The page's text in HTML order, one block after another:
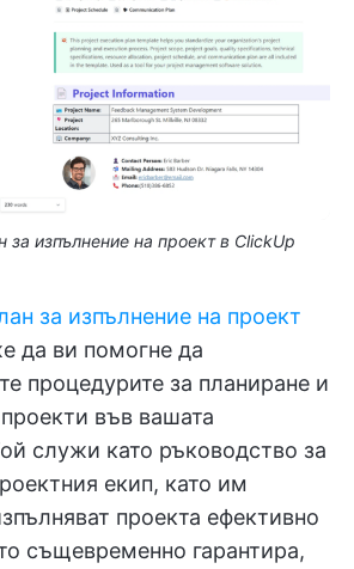
за изпълнение на проект в ClickUp
за изпълнение на проект
да ви помогне да
процедурите за планиране и
във вашата
служи като ръководство за
екип, като им
проекта ефективно
същевременно гарантира,